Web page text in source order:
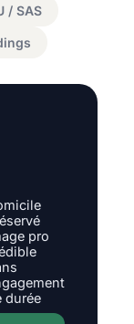
/ SAS
pro
durée